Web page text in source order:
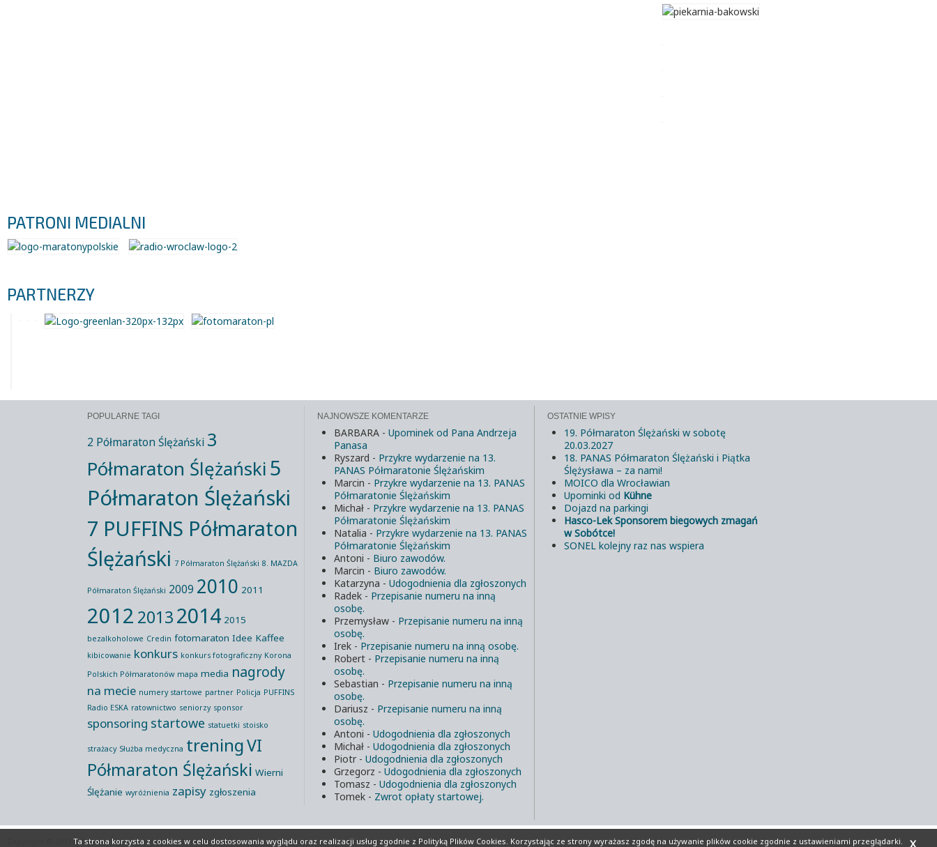
PATRONI MEDIALNI
PARTNERZY
POPULARNE TAGI
2 Półmaraton Ślężański 3
Półmaraton Ślężański 5
Półmaraton Ślężański
7 PUFFINS Półmaraton
Ślężański 7 Półmaraton Ślężański 8. MAZDA
Półmaraton Ślężański 2009 2010 2011
2012 20132014 2015
bezalkoholowe Credin fotomaraton Idee Kaffee
kibicowanie konkurs konkurs fotograficzny Korona
Polskich Półmaratonów mapa media nagrody
na mecie numery startowe partner Policja PUFFINS
Radio ESKA ratownictwo seniorzy sponsor
sponsoring startowe statuetki stoisko
strażacy Służba medyczna treningVI
Półmaraton Ślężański Wierni
Ślężanie wyróżnienia zapisy zgłoszenia
NAJNOWSZE KOMENTARZE
BARBARA - Upominek od Pana Andrzeja
Panasa
Ryszard - Przykre wydarzenie na 13.
PANAS Półmaratonie Ślężańskim
Marcin - Przykre wydarzenie na 13. PANAS
Półmaratonie Ślężańskim
Michał - Przykre wydarzenie na 13. PANAS
Półmaratonie Ślężańskim
Natalia - Przykre wydarzenie na 13. PANAS
Półmaratonie Ślężańskim
Antoni - Biuro zawodów.
Marcin - Biuro zawodów.
Katarzyna - Udogodnienia dla zgłoszonych
Radek - Przepisanie numeru na inną
osobę.
Przemysław - Przepisanie numeru na inną
osobę.
Irek - Przepisanie numeru na inną osobę.
Robert - Przepisanie numeru na inną
osobę.
Sebastian - Przepisanie numeru na inną
osobę.
Dariusz - Przepisanie numeru na inną
osobę.
Antoni - Udogodnienia dla zgłoszonych
Michał - Udogodnienia dla zgłoszonych
Piotr - Udogodnienia dla zgłoszonych
Grzegorz - Udogodnienia dla zgłoszonych
Tomasz - Udogodnienia dla zgłoszonych
Tomek - Zwrot opłaty startowej.
OSTATNIE WPISY
19. Półmaraton Ślężański w sobotę
20.03.2027
18. PANAS Półmaraton Ślężański i Piątka
Ślężysława – za nami!
MOICO dla Wrocławian
Upominki od Kühne
Dojazd na parkingi
Hasco-Lek Sponsorem biegowych zmagań
w Sobótce!
SONEL kolejny raz nas wspiera
Copyright © 2011-2026 All rights reservedPółmaraton Ślężański Polityka Plików CookiesRealizacja:INFORD.eu X
Ta strona korzysta z cookies w celu dostosowania wyglądu oraz realizacji usług zgodnie z Polityką Plików Cookies. Korzystając ze strony wyrażasz zgodę na używanie plików cookie zgodnie z ustawieniami przeglądarki.